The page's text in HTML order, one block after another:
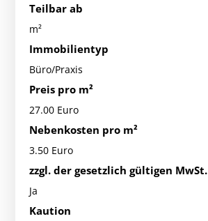
Teilbar ab
m²
Immobilientyp
Büro/Praxis
Preis pro m²
27.00 Euro
Nebenkosten pro m²
3.50 Euro
zzgl. der gesetzlich gültigen MwSt.
Ja
Kaution